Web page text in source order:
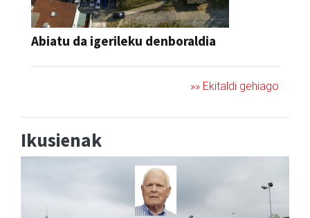
Abiatu da igerileku denboraldia
»» Ekitaldi gehiago
Ikusienak